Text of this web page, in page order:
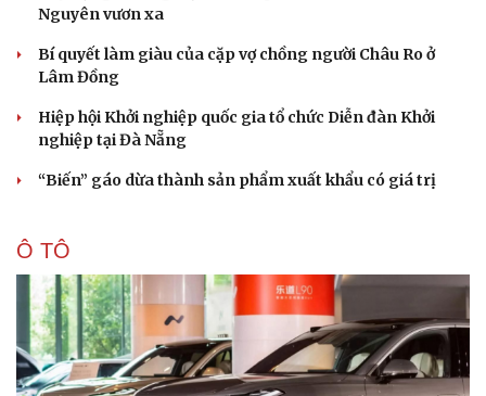
Nguyên vươn xa
Bí quyết làm giàu của cặp vợ chồng người Châu Ro ở
Lâm Đồng
Hiệp hội Khởi nghiệp quốc gia tổ chức Diễn đàn Khởi
nghiệp tại Đà Nẵng
“Biến” gáo dừa thành sản phẩm xuất khẩu có giá trị
Ô TÔ